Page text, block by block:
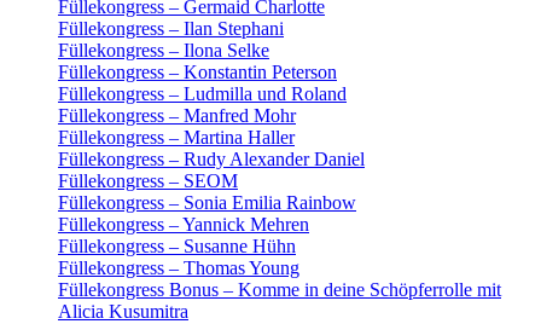
Füllekongress – Germaid Charlotte
Füllekongress – Ilan Stephani
Füllekongress – Ilona Selke
Füllekongress – Konstantin Peterson
Füllekongress – Ludmilla und Roland
Füllekongress – Manfred Mohr
Füllekongress – Martina Haller
Füllekongress – Rudy Alexander Daniel
Füllekongress – SEOM
Füllekongress – Sonia Emilia Rainbow
Füllekongress – Yannick Mehren
Füllekongress – Susanne Hühn
Füllekongress – Thomas Young
Füllekongress Bonus – Komme in deine Schöpferrolle mit
Alicia Kusumitra